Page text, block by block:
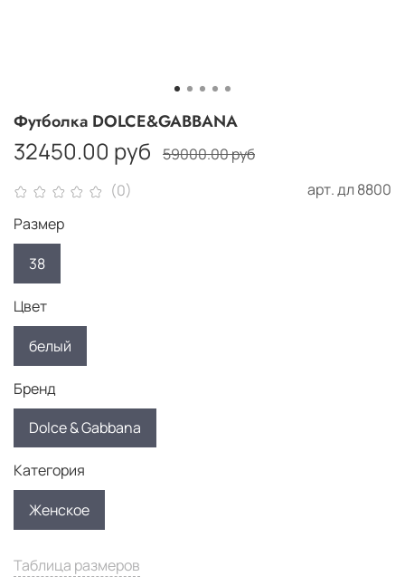
(0) арт.дл 8800
Футболка DOLCE&GABBANA
32450.00 руб 59000.00 руб
Таблица размеров
Размер
38
Цвет
белый
Бренд
Dolce & Gabbana
Категория
Женское